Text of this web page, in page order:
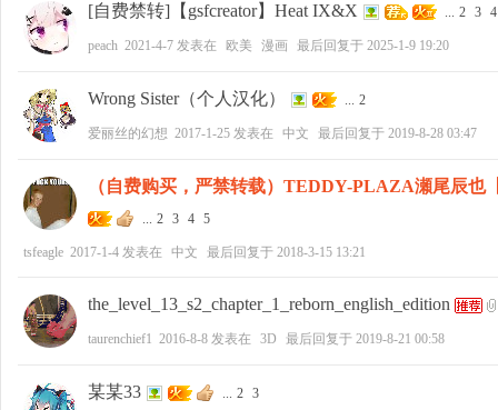
[自费禁转]【gsfcreator】Heat IX&X ... 2 3 4
peach 2021-4-7 发表在 欧美 漫画 最后回复于 2025-1-9 19:20
Wrong Sister（个人汉化） ... 2
爱丽丝的幻想 2017-1-25 发表在 中文 最后回复于 2019-8-28 03:47
（自费购买，严禁转载）TEDDY-PLAZA瀬尾辰也
... 2 3 4 5
tsfeagle 2017-1-4 发表在 中文 最后回复于 2018-3-15 13:21
the_level_13_s2_chapter_1_reborn_english_edition
taurenchief1 2016-8-8 发表在 3D 最后回复于 2019-8-21 00:58
某某33 ... 2 3